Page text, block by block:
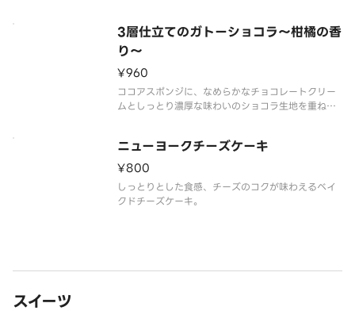
お好みでラズベリーソースをかけていただくと、酸
味が加わり味わいの変化をお楽しみいただけま
3層仕立てのガトーショコラ～柑橘の香
り～
¥960
ココアスポンジに、なめらかなチョコレートクリー
ムとしっとり濃厚な味わいのショコラ生地を重ね
ニューヨークチーズケーキ
¥800
しっとりとした食感、チーズのコクが味わえるベイ
クドチーズケーキ。
スイーツ